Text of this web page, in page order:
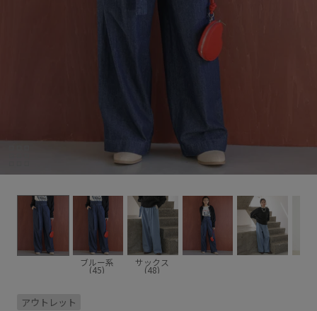
ブルー系
(45)
サックス
(48)
アウトレット